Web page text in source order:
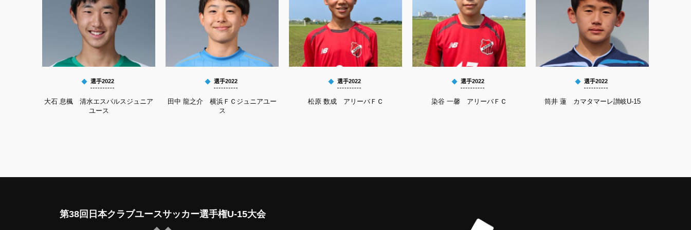
選手2022
大石 息楓 清水エスパルスジュニア
ユース
選手2022
田中 龍之介 横浜ＦＣジュニアユー
ス
選手2022
松原 数成 アリーバＦＣ
選手2022
染谷 一馨 アリーバＦＣ
選手2022
筒井 蓮 カマタマーレ讃岐U-15
第38回日本クラブユースサッカー選手権U-15大会